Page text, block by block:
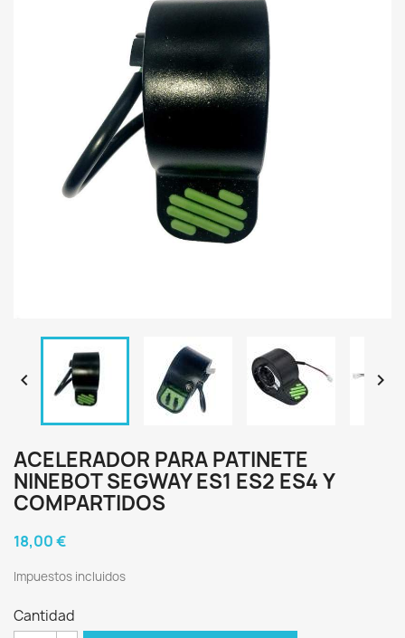
 
ACELERADOR PARA PATINETE
NINEBOT SEGWAY ES1 ES2 ES4 Y
COMPARTIDOS
18,00 €
Impuestos incluidos
Cantidad